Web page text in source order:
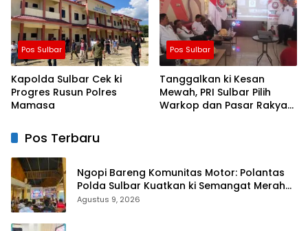
Pos Sulbar
Kapolda Sulbar Cek ki
Progres Rusun Polres
Mamasa
Pos Sulbar
Tanggalkan ki Kesan
Mewah, PRI Sulbar Pilih
Warkop dan Pasar Rakyat
Pos Terbaru
Ngopi Bareng Komunitas Motor: Polantas
Polda Sulbar Kuatkan ki Semangat Merah
Putih dan Keselamatan
Agustus 9, 2026